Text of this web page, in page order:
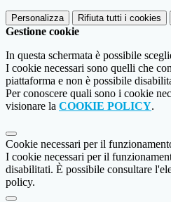
Personalizza Rifiuta tutti i cookies
Gestione cookie
In questa schermata è possibile
I cookie necessari sono quelli che
piattaforma e non è possibile
Per conoscere quali sono i cookie
visionare la COOKIE POLICY.
Cookie necessari per il
I cookie necessari per il
disabilitati. È possibile consultare
policy.